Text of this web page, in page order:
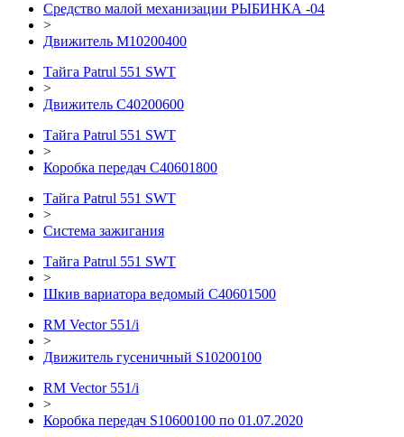
Средство малой механизации РЫБИНКА -04
>
Движитель М10200400
Тайга Patrul 551 SWT
>
Движитель C40200600
Тайга Patrul 551 SWT
>
Коробка передач С40601800
Тайга Patrul 551 SWT
>
Система зажигания
Тайга Patrul 551 SWT
>
Шкив вариатора ведомый C40601500
RM Vector 551/i
>
Движитель гусеничный S10200100
RM Vector 551/i
>
Коробка передач S10600100 по 01.07.2020